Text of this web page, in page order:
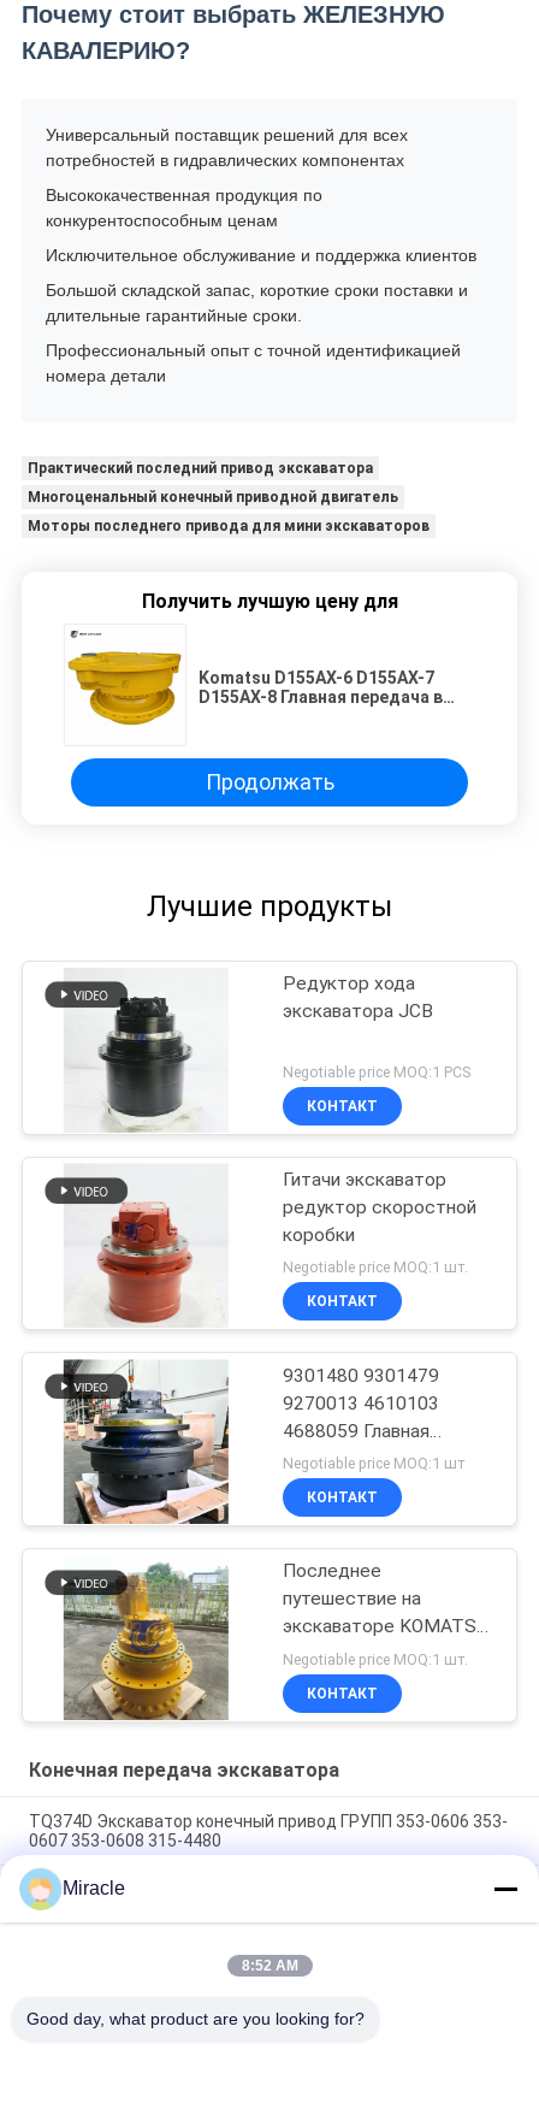
Почему стоит выбрать ЖЕЛЕЗНУЮ
КАВАЛЕРИЮ?
Универсальный поставщик решений для всех
потребностей в гидравлических компонентах
Высококачественная продукция по
конкурентоспособным ценам
Исключительное обслуживание и поддержка клиентов
Большой складской запас, короткие сроки поставки и
длительные гарантийные сроки.
Профессиональный опыт с точной идентификацией
номера детали
Практический последний привод экскаватора
Многоценальный конечный приводной двигатель
Моторы последнего привода для мини экскаваторов
Получить лучшую цену для
Komatsu D155AX-6 D155AX-7
D155AX-8 Главная передача в
тягач | Планетарный редуктор с
высоким крутящим моментом
Продолжать
Лучшие продукты
Редуктор хода
экскаватора JCB
Negotiable price MOQ:1 PCS
КОНТАКТ
Гитачи экскаватор
редуктор скоростной
коробки
Negotiable price MOQ:1 шт.
КОНТАКТ
9301480 9301479
9270013 4610103
4688059 Главная
передача в сборе
Negotiable price MOQ:1 шт
КОНТАКТ
Последнее
путешествие на
экскаваторе KOMATSU
WA100-5
Negotiable price MOQ:1 шт.
КОНТАКТ
Конечная передача экскаватора
TQ374D Экскаватор конечный привод ГРУПП 353-0606 353-
0607 353-0608 315-4480
353-0528 333-3036 Экскаватор конечный привод
двигатель гидравлический фит TQ345D TQ349D
Гидравлический конечный двигатель Danfoss BMVT41
может быть адаптирован к 5 ~ 6-тонным ползучим
Miracle
8:52 AM
Good day, what product are you looking for?